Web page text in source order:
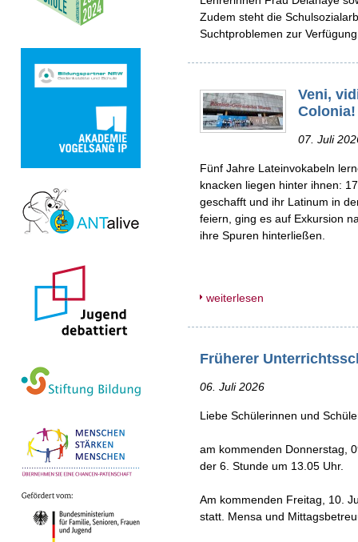
Zudem steht die
Suchtproblemen zur
Veni,
Colonia!
07. Juli
Fünf Jahre Lateinvokabeln
knacken liegen hinter ihnen:
geschafft und ihr Latinum in
feiern, ging es auf Exkursion
ihre Spuren hinterließen.
weiterlesen
Früherer
06. Juli 2026
Liebe Schülerinnen und
am kommenden Donnerstag,
der 6. Stunde um 13.05 Uhr.
Am kommenden Freitag, 10.
statt. Mensa und